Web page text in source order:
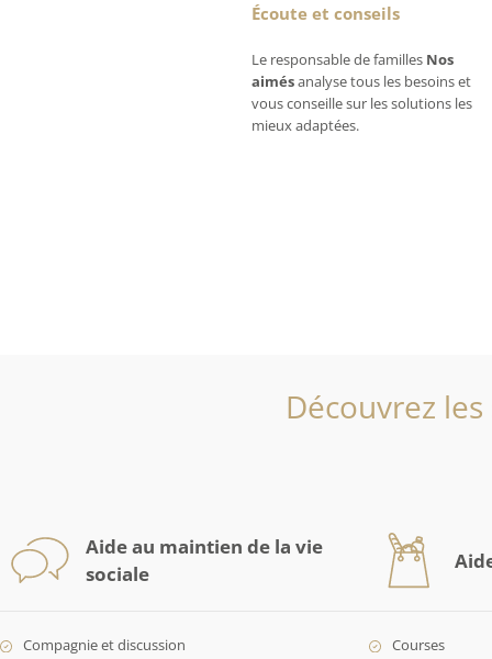
Écoute et conseils
Le responsable de familles Nos
aimésanalyse tous les besoins et
vous conseille sur les solutions les
mieux adaptées.
Découvrez
Aide au maintien de la vie
sociale
Compagnie et discussion Courses